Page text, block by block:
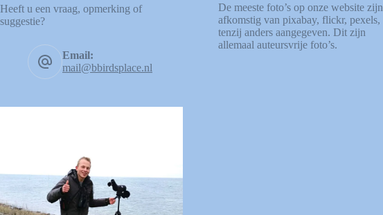
Heeft u een vraag, opmerking of
suggestie?
Email:
mail@bbirdsplace.nl
De meeste foto’s op onze website zijn
afkomstig van pixabay, flickr, pexels,
tenzij anders aangegeven. Dit zijn
allemaal auteursvrije foto’s.